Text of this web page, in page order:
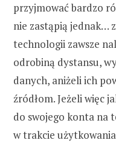
przyjmować bardzo
nie zastąpią jednak…
technologii zawsze
odrobiną dystansu,
danych, aniżeli ich
źródłom. Jeżeli więc
do swojego konta na
w trakcie